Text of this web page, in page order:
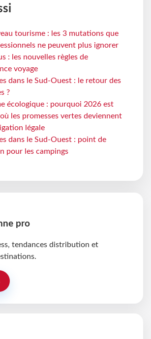
tourisme : les 3 mutations que
ne peuvent plus ignorer
: les nouvelles règles de
voyage
dans le Sud-Ouest : le retour des
?
écologique : pourquoi 2026 est
où les promesses vertes deviennent
légale
dans le Sud-Ouest : point de
pour les campings
pro
tendances distribution et